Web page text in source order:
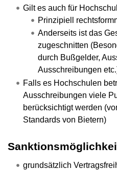
Gilt es auch für
Prinzipiell
Anderseits ist das
zugeschnitten
durch Bußgelder,
Ausschreibungen
Falls es Hochschulen
Ausschreibungen viele
berücksichtigt werden
Standards von Bietern)
grundsätzlich